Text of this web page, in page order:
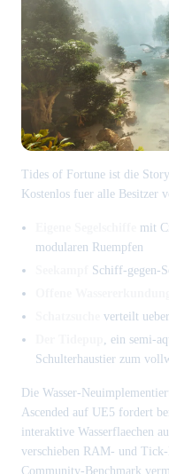
Tides of Fortune ist die
Kostenlos fuer alle Besitzer
mit
modularen Ruempfen
Schiff-gegen-
verteilt
, ein semi-
Schulterhaustier zum
Die Wasser-
Ascended auf UE5 fordert
interaktive Wasserflaechen
verschieben RAM- und
Community-Benchmark